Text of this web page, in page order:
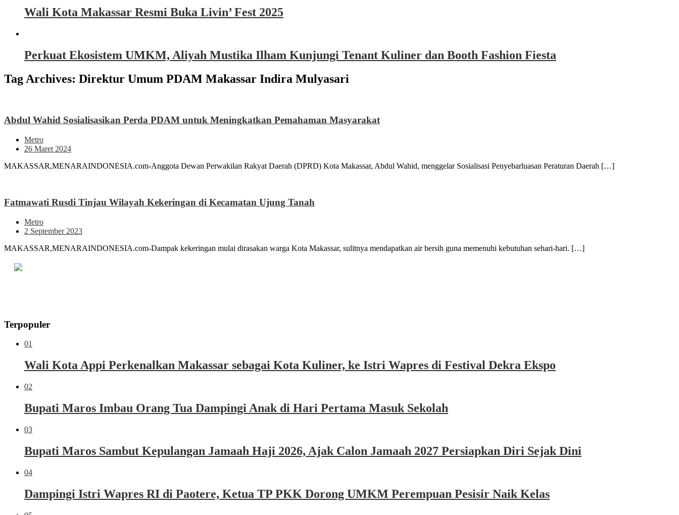
Wali Kota Makassar Resmi Buka Livin’ Fest 2025
Perkuat Ekosistem UMKM, Aliyah Mustika Ilham Kunjungi Tenant Kuliner dan Booth Fashion Fiesta
Tag Archives: Direktur Umum PDAM Makassar Indira Mulyasari
Abdul Wahid Sosialisasikan Perda PDAM untuk Meningkatkan Pemahaman Masyarakat
Metro
26 Maret 2024
MAKASSAR,MENARAINDONESIA.com-Anggota Dewan Perwakilan Rakyat Daerah (DPRD) Kota Makassar, Abdul Wahid, menggelar Sosialisasi Penyebarluasan Peraturan Daerah […]
Fatmawati Rusdi Tinjau Wilayah Kekeringan di Kecamatan Ujung Tanah
Metro
2 September 2023
MAKASSAR,MENARAINDONESIA.com-Dampak kekeringan mulai dirasakan warga Kota Makassar, sulitnya mendapatkan air bersih guna memenuhi kebutuhan sehari-hari. […]
Terpopuler
01
Wali Kota Appi Perkenalkan Makassar sebagai Kota Kuliner, ke Istri Wapres di Festival Dekra Ekspo
02
Bupati Maros Imbau Orang Tua Dampingi Anak di Hari Pertama Masuk Sekolah
03
Bupati Maros Sambut Kepulangan Jamaah Haji 2026, Ajak Calon Jamaah 2027 Persiapkan Diri Sejak Dini
04
Dampingi Istri Wapres RI di Paotere, Ketua TP PKK Dorong UMKM Perempuan Pesisir Naik Kelas